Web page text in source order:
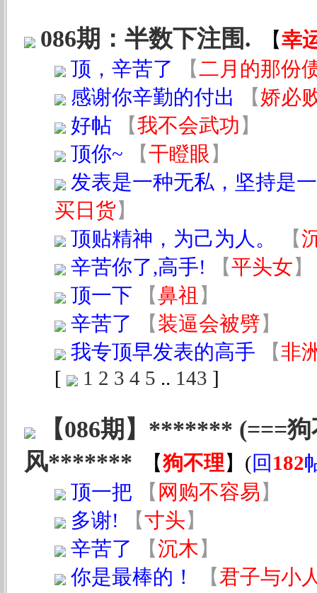
086期：半数下注围. 【幸
顶，辛苦了
【二月的那份
感谢你辛勤的付出
【娇必
好帖
【我不会武功 】
顶你~
【干瞪眼 】
发表是一种无私，坚持是
买日货】
顶贴精神，为己为人。
【
辛苦你了,高手!
【平头女】
顶一下
【鼻祖 】
辛苦了
【装逼会被劈】
我专顶早发表的高手
【非
[
1 2 3 4 5 .. 143 ]
【086期】******* (===
风*******
【狗不理】 (回 182
顶一把
【 网购不容易 】
多谢!
【寸头】
辛苦了
【沉木】
你是最棒的！
【君子与小